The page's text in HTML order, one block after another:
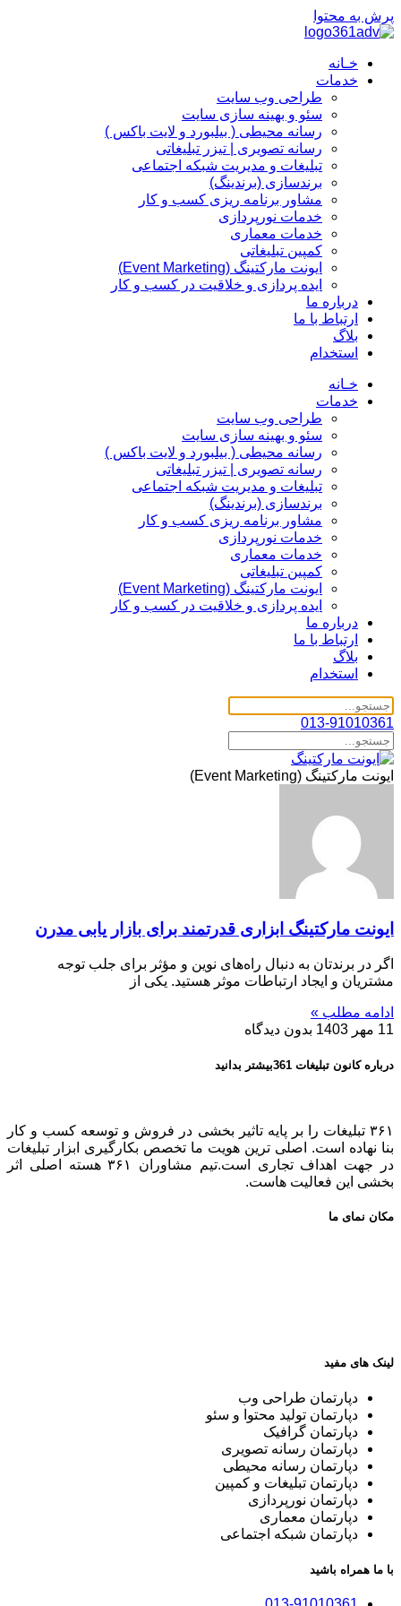
پرش به محتوا
خـانه
خدمات
طراحی وب سایت
سئو و بهینه سازی سایت
رسانه محیطی ( بیلبورد و لایت باکس )
رسانه تصویری | تیزر تبلیغاتی
تبلیغات و مدیریت شبکه اجتماعی
برندسازی (برندینگ)‌
مشاور برنامه ریزی کسب و کار
خدمات نورپردازی
خدمات معماری
کمپین تبلیغاتی
ایونت مارکتینگ (Event Marketing)
ایده پردازی و خلاقیت در کسب و کار
درباره ما
ارتباط با ما
بلاگ
استخدام
خـانه
خدمات
طراحی وب سایت
سئو و بهینه سازی سایت
رسانه محیطی ( بیلبورد و لایت باکس )
رسانه تصویری | تیزر تبلیغاتی
تبلیغات و مدیریت شبکه اجتماعی
برندسازی (برندینگ)‌
مشاور برنامه ریزی کسب و کار
خدمات نورپردازی
خدمات معماری
کمپین تبلیغاتی
ایونت مارکتینگ (Event Marketing)
ایده پردازی و خلاقیت در کسب و کار
درباره ما
ارتباط با ما
بلاگ
استخدام
013-91010361
ایونت مارکتینگ (Event Marketing)
ایونت مارکتینگ ابزاری قدرتمند برای بازار یابی مدرن
اگر در برندتان به دنبال راه‌های نوین و مؤثر برای جلب توجه
مشتریان و ایجاد ارتباطات موثر هستید. یکی از
ادامه مطلب »
11 مهر 1403
بدون دیدگاه
درباره کانون تبلیغات 361بیشتر بدانید
۳۶۱ تبلیغات را بر پایه تاثیر بخشی در فروش و توسعه کسب و کار
بنا نهاده است. اصلی ترین هویت ما تخصص بکارگیری ابزار تبلیغات
در جهت اهداف تجاری است.تیم مشاوران ۳۶۱ هسته اصلی اثر
بخشی این فعالیت هاست.
مکان نمای ما
لینک های مفید
دپارتمان طراحی وب
دپارتمان تولید محتوا و سئو
دپارتمان گرافیک
دپارتمان رسانه تصویری
دپارتمان رسانه محیطی
دپارتمان تبلیغات و کمپین
دپارتمان نورپردازی
دپارتمان معماری
دپارتمان شبکه اجتماعی
با ما همراه باشید